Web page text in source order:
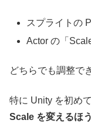
スプライトの
Actor の「
どちらでも調整で
特に Unity を初め
Scale を変えるほ